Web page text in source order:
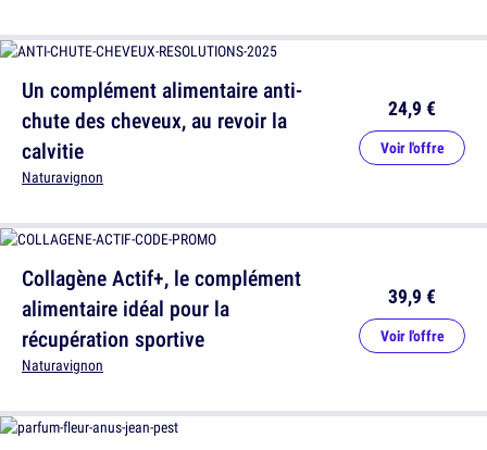
Collagène Actif+, le complément
alimentaire idéal pour la
récupération sportive
Naturavignon
39,9 €
Voir l'offre
Un complément alimentaire anti-
chute des cheveux, au revoir la
calvitie
Naturavignon
24,9 €
Voir l'offre